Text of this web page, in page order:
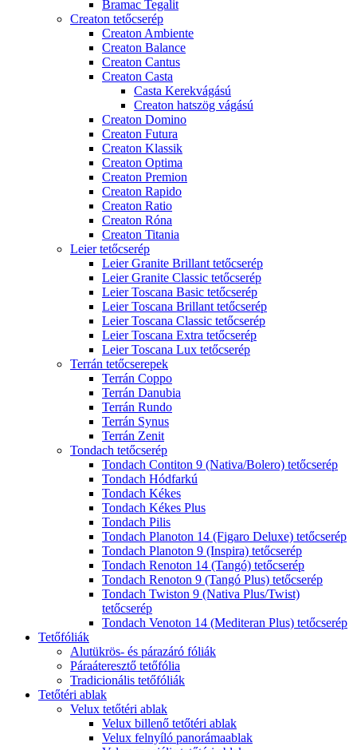
Bramac Tegalit
Creaton tetőcserép
Creaton Ambiente
Creaton Balance
Creaton Cantus
Creaton Casta
Casta Kerekvágású
Creaton hatszög vágású
Creaton Domino
Creaton Futura
Creaton Klassik
Creaton Optima
Creaton Premion
Creaton Rapido
Creaton Ratio
Creaton Róna
Creaton Titania
Leier tetőcserép
Leier Granite Brillant tetőcserép
Leier Granite Classic tetőcserép
Leier Toscana Basic tetőcserép
Leier Toscana Brillant tetőcserép
Leier Toscana Classic tetőcserép
Leier Toscana Extra tetőcserép
Leier Toscana Lux tetőcserép
Terrán tetőcserepek
Terrán Coppo
Terrán Danubia
Terrán Rundo
Terrán Synus
Terrán Zenit
Tondach tetőcserép
Tondach Contiton 9 (Nativa/Bolero) tetőcserép
Tondach Hódfarkú
Tondach Kékes
Tondach Kékes Plus
Tondach Pilis
Tondach Planoton 14 (Figaro Deluxe) tetőcserép
Tondach Planoton 9 (Inspira) tetőcserép
Tondach Renoton 14 (Tangó) tetőcserép
Tondach Renoton 9 (Tangó Plus) tetőcserép
Tondach Twiston 9 (Nativa Plus/Twist)
tetőcserép
Tondach Venoton 14 (Mediteran Plus) tetőcserép
Tetőfóliák
Alutükrös- és párazáró fóliák
Páraáteresztő tetőfólia
Tradicionális tetőfóliák
Tetőtéri ablak
Velux tetőtéri ablak
Velux billenő tetőtéri ablak
Velux felnyíló panorámaablak